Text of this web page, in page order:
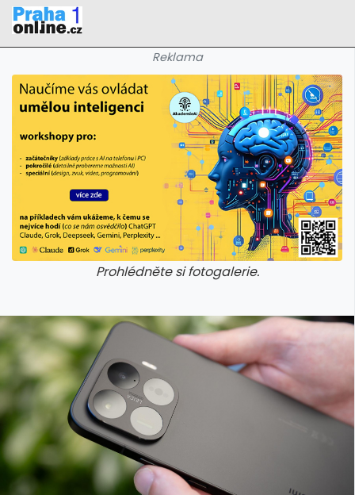
Reklama
Prohlédněte si fotogalerie.